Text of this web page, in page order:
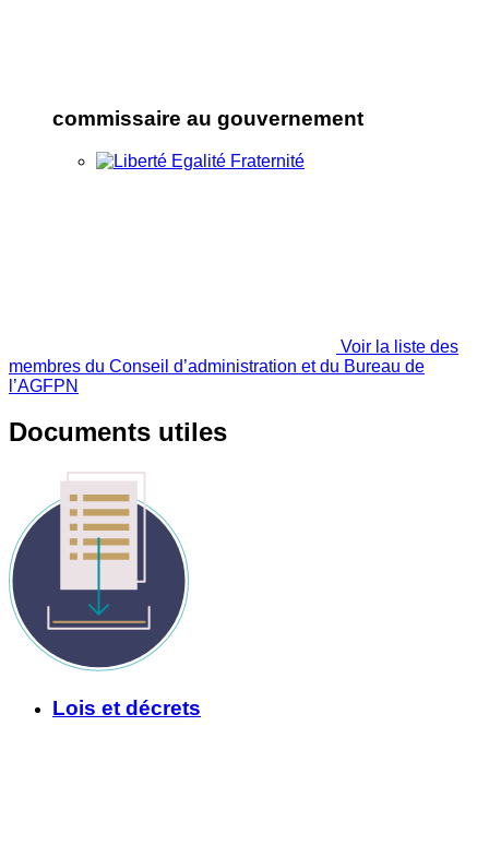
commissaire au gouvernement
Voir la liste des
membres du Conseil d’administration et du Bureau de
l’AGFPN
Documents utiles
Lois et décrets